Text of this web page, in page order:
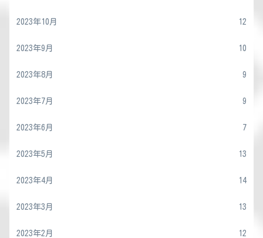
2023年10月 12
2023年9月 10
2023年8月 9
2023年7月 9
2023年6月 7
2023年5月 13
2023年4月 14
2023年3月 13
2023年2月 12